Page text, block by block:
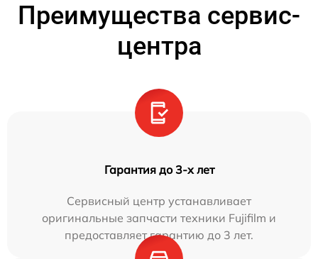
Преимущества сервис-
центра
Гарантия до 3-х лет
Сервисный центр устанавливает
оригинальные запчасти техники Fujifilm и
предоставляет гарантию до 3 лет.